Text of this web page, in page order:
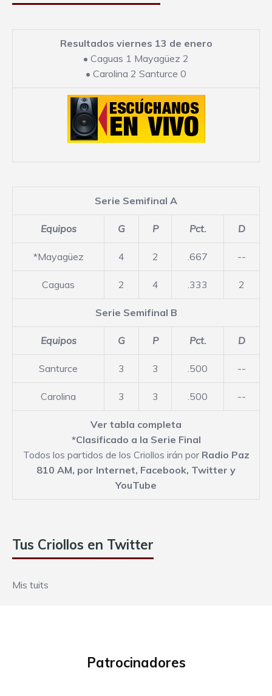
Resultados viernes 13 de enero
• Caguas 1 Mayagüez 2
• Carolina 2 Santurce 0
Serie Semifinal A
Equipos G P Pct. D
*Mayagüez 4 2 .667 --
Caguas 2 4 .333 2
Serie Semifinal B
Equipos G P Pct. D
Santurce 3 3 .500 --
Carolina 3 3 .500 --
Ver tabla completa
*Clasificado a la Serie Final
Todos los partidos de los Criollos irán por Radio Paz
810 AM, por Internet, Facebook, Twitter y
YouTube
Tus Criollos en Twitter
Mis tuits
Patrocinadores